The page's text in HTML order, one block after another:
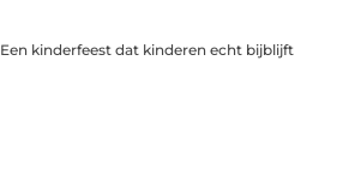
Een kinderfeest dat kinderen echt bijblijft